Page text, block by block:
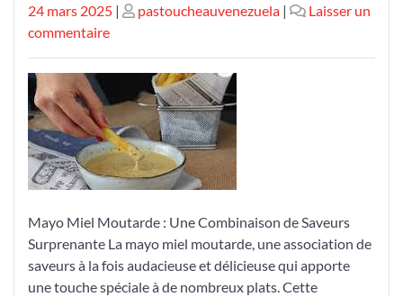
Publié
le
24 mars 2025 | Publié
pastoucheauvenezuela |
Laisser un
commentairesur
l’Harmonie
Gourmande
de
la
Mayo
Miel
Mayo Miel Moutarde : Une Combinaison de Saveurs
Surprenante La mayo miel moutarde, une association de
saveurs à la fois audacieuse et délicieuse qui apporte
une touche spéciale à de nombreux plats. Cette